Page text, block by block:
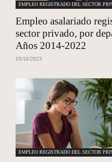
EMPLEO REGISTRADO DEL SECTOR
Empleo asalariado
sector privado, por
Años 2014-2022
19/10/2023
EMPLEO REGISTRADO DEL SECTOR